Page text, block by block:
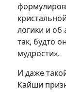
логики и об
так, будто
мудрости».
И даже
Кайши